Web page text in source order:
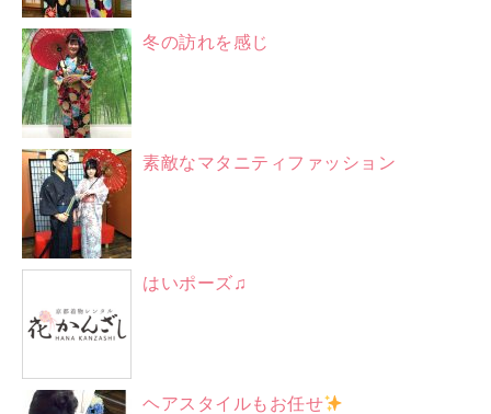
冬の訪れを感じ
素敵なマタニティファッション
はいポーズ♫
ヘアスタイルもお任せ